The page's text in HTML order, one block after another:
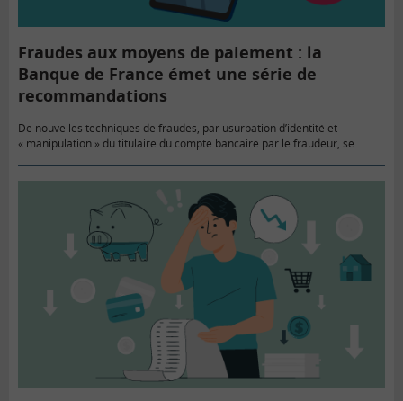
Fraudes aux moyens de paiement : la
Banque de France émet une série de
recommandations
De nouvelles techniques de fraudes, par usurpation d’identité et
« manipulation » du titulaire du compte bancaire par le fraudeur, se